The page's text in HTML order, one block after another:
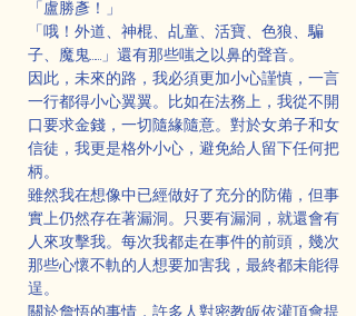
「盧勝彥！」
「哦！外道、神棍、乩童、活寶、色狼、騙
子、魔鬼……」還有那些嗤之以鼻的聲音。
因此，未來的路，我必須更加小心謹慎，一言
一行都得小心翼翼。比如在法務上，我從不開
口要求金錢，一切隨緣隨意。對於女弟子和女
信徒，我更是格外小心，避免給人留下任何把
柄。
雖然我在想像中已經做好了充分的防備，但事
實上仍然存在著漏洞。只要有漏洞，就還會有
人來攻擊我。每次我都走在事件的前頭，幾次
那些心懷不軌的人想要加害我，最終都未能得
逞。
關於詹悟的事情，許多人對密教皈依灌頂會提